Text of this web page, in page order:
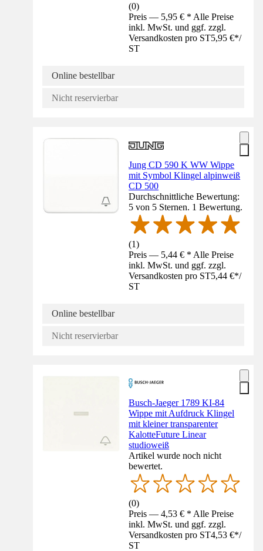
(0)
Preis — 5,95 € * Alle Preise
inkl. MwSt. und ggf. zzgl.
Versandkosten pro ST5,95 €*/
ST
Online bestellbar
Nicht reservierbar
Jung CD 590 K WW Wippe
mit Symbol Klingel alpinweiß
CD 500
Durchschnittliche Bewertung:
5 von 5 Sternen. 1 Bewertung.
(1)
Preis — 5,44 € * Alle Preise
inkl. MwSt. und ggf. zzgl.
Versandkosten pro ST5,44 €*/
ST
Online bestellbar
Nicht reservierbar
Busch-Jaeger 1789 KI-84
Wippe mit Aufdruck Klingel
mit kleiner transparenter
KalotteFuture Linear
studioweiß
Artikel wurde noch nicht
bewertet.
(0)
Preis — 4,53 € * Alle Preise
inkl. MwSt. und ggf. zzgl.
Versandkosten pro ST4,53 €*/
ST